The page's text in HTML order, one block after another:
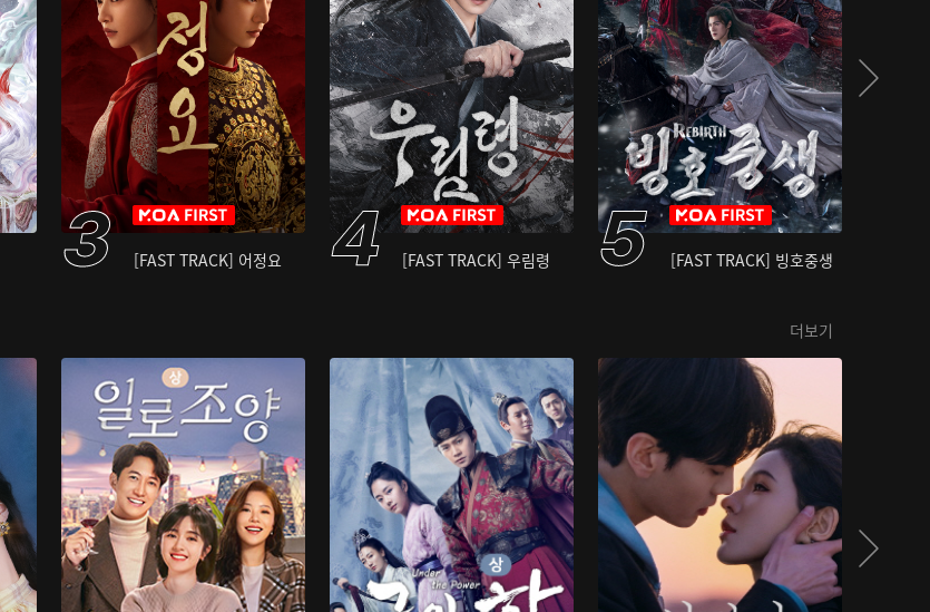
[FAST TRACK] 어정요 [FAST TRACK] 우림령 [FAST TRACK] 빙호중생
더보기